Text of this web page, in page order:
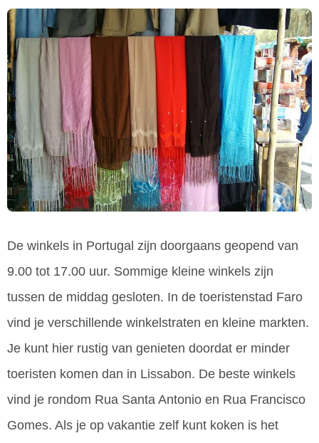
De winkels in Portugal zijn doorgaans geopend van
9.00 tot 17.00 uur. Sommige kleine winkels zijn
tussen de middag gesloten. In de toeristenstad Faro
vind je verschillende winkelstraten en kleine markten.
Je kunt hier rustig van genieten doordat er minder
toeristen komen dan in Lissabon. De beste winkels
vind je rondom Rua Santa Antonio en Rua Francisco
Gomes. Als je op vakantie zelf kunt koken is het